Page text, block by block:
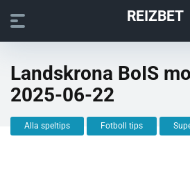
REIZBET
Landskrona BoIS
2025-06-22
Alla speltips Fotboll tips